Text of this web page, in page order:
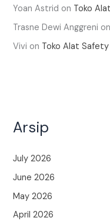
Yoan Astrid on Toko
Trasne Dewi Anggreni on
Vivi on Toko Alat
Arsip
July 2026
June 2026
May 2026
April 2026